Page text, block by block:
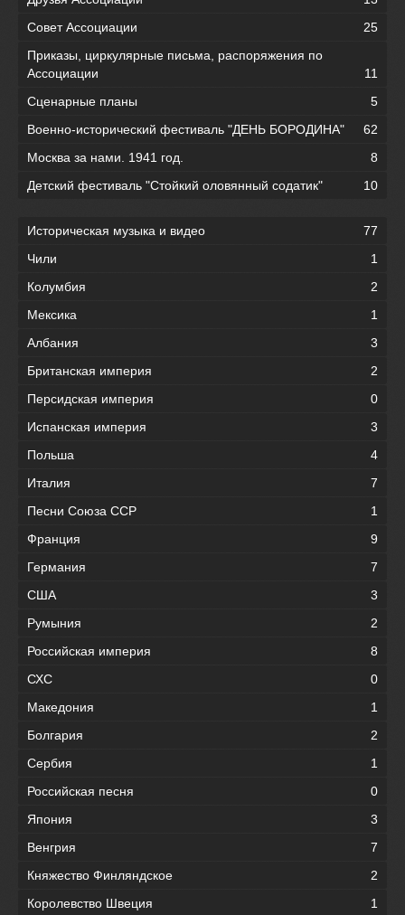
Совет Ассоциации
25
Приказы, циркулярные письма, распоряжения по
Ассоциации
11
Сценарные планы
5
Военно-исторический фестиваль "ДЕНЬ БОРОДИНА"
62
Москва за нами. 1941 год.
8
Детский фестиваль "Стойкий оловянный содатик"
10
Историческая музыка и видео
77
Чили
1
Колумбия
2
Мексика
1
Албания
3
Британская империя
2
Персидская империя
0
Испанская империя
3
Польша
4
Италия
7
Песни Союза ССР
1
Франция
9
Германия
7
США
3
Румыния
2
Российская империя
8
СХС
0
Македония
1
Болгария
2
Сербия
1
Российская песня
0
Япония
3
Венгрия
7
Княжество Финляндское
2
Королевство Швеция
1